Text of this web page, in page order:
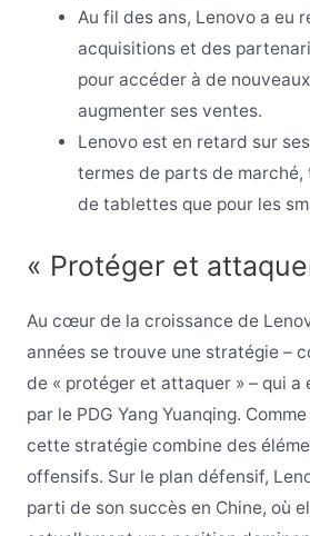
Au fil des ans, Lenovo a eu
acquisitions et des
pour accéder à de
augmenter ses ventes.
Lenovo est en retard sur
termes de parts de
de tablettes que pour les
« Protéger et
Au cœur de la croissance de
années se trouve une stratégie –
de « protéger et attaquer » – qui a
par le PDG Yang Yuanqing.
cette stratégie combine des
offensifs. Sur le plan défensif,
parti de son succès en Chine, où